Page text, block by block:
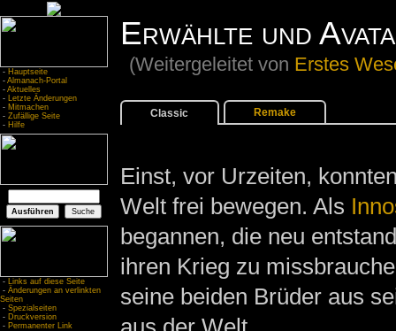
- Hauptseite
- Almanach-Portal
- Aktuelles
- Letzte Änderungen
- Mitmachen
- Zufällige Seite
- Hilfe
- Links auf diese Seite
- Änderungen an verlinkten
Seiten
- Spezialseiten
- Druckversion
- Permanenter Link
Erwählte und
(Weitergeleitet von Erstes
Classic Remake
Einst, vor Urzeiten,
Welt frei bewegen. Als
begannen, die neu
ihren Krieg zu
seine beiden Brüder aus